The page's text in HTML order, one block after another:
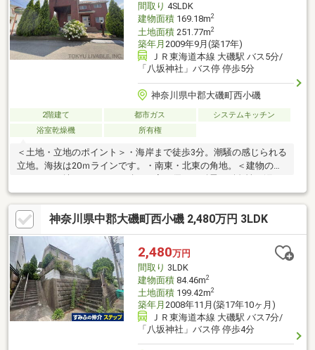
間取り 4SLDK
建物面積169.18m2
土地面積251.77m2
築年月 2009年9月(築17年)
ＪＲ東海道本線 大磯駅 バス5分/
「八坂神社」バス停 停歩5分
神奈川県中郡大磯町西小磯
2階建て 都市ガス
システムキッチン
浴室乾燥機
所有権
＜土地・立地のポイント＞・海岸まで徒歩3分。潮騒の感じられる
立地。海抜は20ｍラインです。・南東・北東の角地。＜建物のポ
にくくメンテナンスフリー・温かみのある風合いが魅力です・北
欧イメージの2×4の注文住宅・各居室の窓はスウェーデン製の二
重サッシペアガラスです・床には無垢材のナラ材・内壁は無垢材
のパイン材を使用しており、木の香りのする邸宅です。・内壁の
一部には、自然素材の珪藻土を使用。調質、脱臭、保湿、吸水、
撥水性があります。・バルコニーはウリン素材。塗装が不必要
で、耐水性、耐久性に優れます。
神奈川県中郡大磯町西小磯 2,480万円 3LDK
2,480万円
間取り 3LDK
建物面積84.46m2
土地面積199.42m2
築年月 2008年11月(築17年10ヶ月)
ＪＲ東海道本線 大磯駅 バス7分/
「八坂神社」バス停 停歩4分